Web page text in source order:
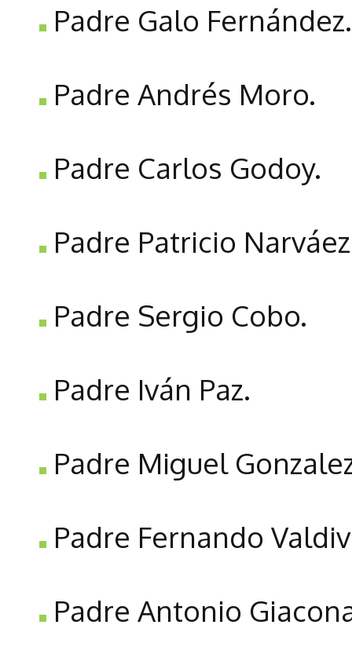
Padre Galo Fernández.
Padre Andrés Moro.
Padre Carlos Godoy.
Padre Patricio
Padre Sergio Cobo.
Padre Iván Paz.
Padre Miguel
Padre Fernando
Padre Antonio